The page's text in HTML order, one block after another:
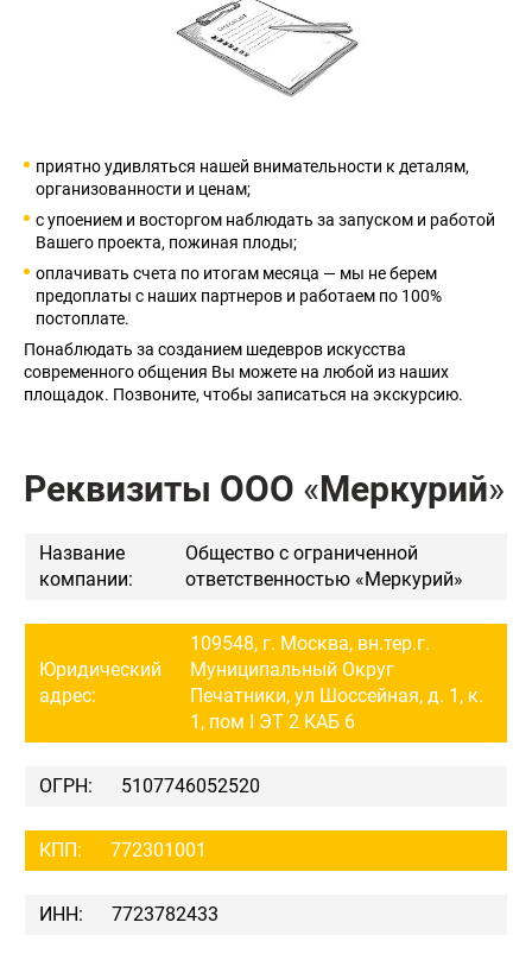
приятно удивляться нашей внимательности к деталям,
организованности и ценам;
с упоением и восторгом наблюдать за запуском и работой
Вашего проекта, пожиная плоды;
оплачивать счета по итогам месяца — мы не берем
предоплаты с наших партнеров и работаем по 100%
постоплате.
Понаблюдать за созданием шедевров искусства
современного общения Вы можете на любой из наших
площадок. Позвоните, чтобы записаться на экскурсию.
Реквизиты ООО «Меркурий»
Название
компании:
Общество с ограниченной
ответственностью «Меркурий»
Юридический
адрес:
109548, г. Москва, вн.тер.г.
Муниципальный Округ
Печатники, ул Шоссейная, д. 1, к.
1, пом I ЭТ 2 КАБ 6
ОГРН: 5107746052520
КПП: 772301001
ИНН: 7723782433